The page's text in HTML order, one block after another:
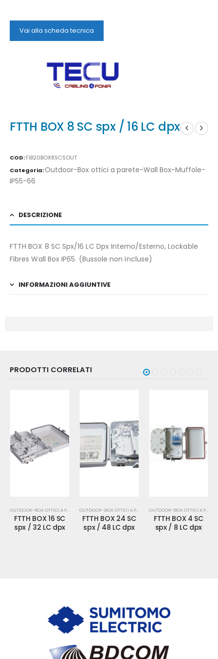
Vai alla scheda tecnica
FTTH BOX 8 SC spx / 16 LC dpx
COD:FIB20BOX8SCSOUT
Categoria:Outdoor-Box ottici a parete-Wall Box-Muffole-
IP55-66
DESCRIZIONE
FTTH BOX 8 SC Spx/16 LC Dpx Interno/Esterno, Lockable
Fibres Wall Box IP65. (Bussole non incluse)
INFORMAZIONI AGGIUNTIVE
PRODOTTI CORRELATI
OUTDOOR-BOX OTTICI A PARETE-WALL BOX-MUFFOLE-IP55-66
FTTH BOX 16 SC
spx / 32 LC dpx
OUTDOOR-BOX OTTICI A PARETE-WALL BOX-MUFFOLE-IP55-66
FTTH BOX 24 SC
spx / 48 LC dpx
OUTDOOR-BOX OTTICI A PARETE-WALL BOX-MUFFOLE-IP55-66
FTTH BOX 4 SC
spx / 8 LC dpx